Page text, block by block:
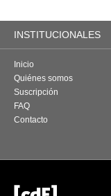
INSTITUCIONALES
Inicio
Quiénes somos
Suscripción
FAQ
Contacto